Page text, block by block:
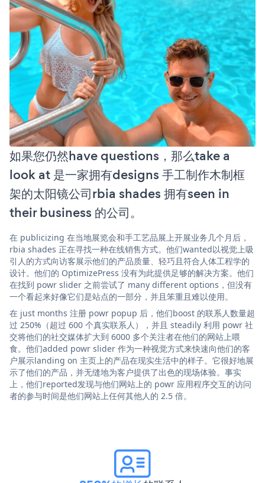
如果您仍然have questions，那么take a
look at 是一家拥有designs 手工制作木制框
架的太阳镜公司rbia shades 拥有seen in
their business 的公司。
在 publicizing 在当地展览会和手工艺品展上开展业务几个月后，
rbia shades 正在寻找一种在线销售方式。他们wanted以视觉上吸
引人的方式向访客展示他们的产品质量、轻巧且符合人体工程学的
设计。他们的 OptimizePress 没有为此提供足够的解决方案。他们
在找到 powr slider 之前尝试了 many different options，但没有
一个看起来好像它们是站点的一部分，并且笨重且难以使用。
在 just months 注册 powr popup 后，他们boost 的联系人数量超
过 250%（超过 600 个真实联系人），并且 steadily 利用 powr 社
交将他们的社交媒体扩大到 6000 多个关注者在他们的网站上喂
食。他们added powr slider 作为一种视觉方式来快速向他们的客
户展示landing on 主页上的产品在现实生活中的样子。它很好地展
示了他们的产品，并无缝地为客户提供了出色的现场体验。事实
上，他们reported发现与他们网站上的 powr 应用程序交互的访问
者的参与时间是他们网站上任何其他人的 2.5 倍。